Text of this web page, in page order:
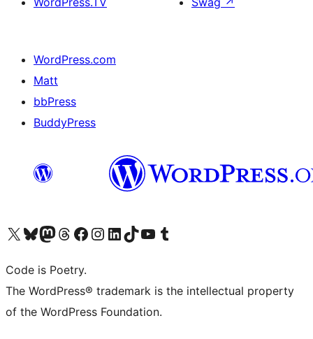
WordPress.com
Matt
bbPress
BuddyPress
Navštivte náš účet na X (dříve Twitter)
Navštivte náš Bluesky účetNavštivte náš účet Mastodon
Navštivte náš Threads účetNavštivte naši stránku na Facebooku
Navštivte náš Instagram účetNavštivte náš LinkedIn účetNavštivte náš TikTok účetNavštivte náš YouTube kanálNavštivte náš Tumblr účet
Code is Poetry.
The WordPress® trademark is the intellectual property
of the WordPress Foundation.